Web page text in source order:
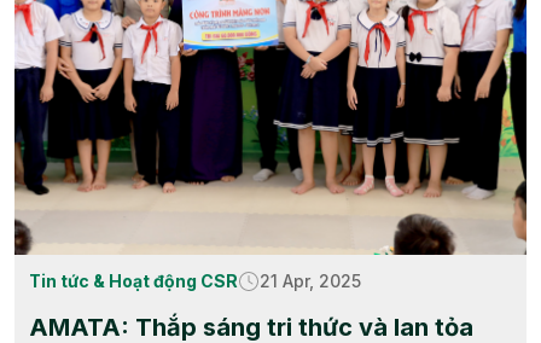
Tin tức & Hoạt động CSR 21 Apr, 2025
AMATA: Thắp sáng tri thức và lan tỏa